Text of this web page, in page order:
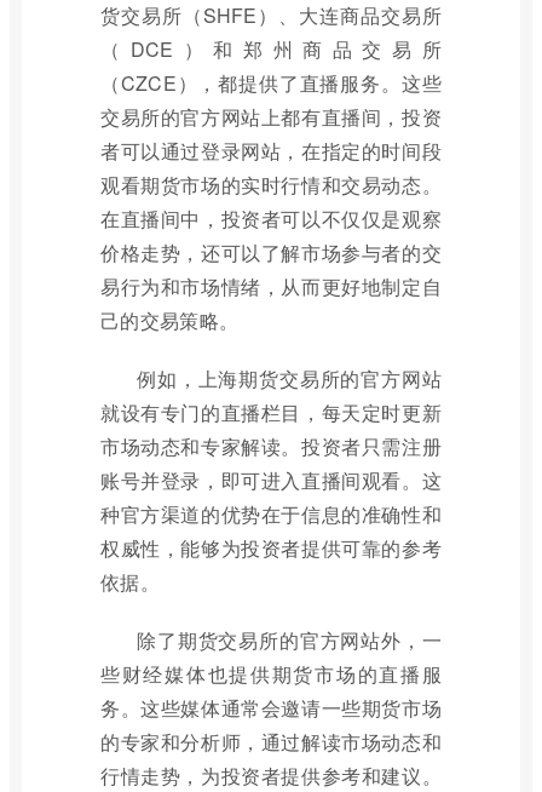
货交易所（SHFE）、大连商品交易所
（DCE）和郑州商品交易所
（CZCE），都提供了直播服务。这些
交易所的官方网站上都有直播间，投资
者可以通过登录网站，在指定的时间段
观看期货市场的实时行情和交易动态。
在直播间中，投资者可以不仅仅是观察
价格走势，还可以了解市场参与者的交
易行为和市场情绪，从而更好地制定自
己的交易策略。
例如，上海期货交易所的官方网站
就设有专门的直播栏目，每天定时更新
市场动态和专家解读。投资者只需注册
账号并登录，即可进入直播间观看。这
种官方渠道的优势在于信息的准确性和
权威性，能够为投资者提供可靠的参考
依据。
除了期货交易所的官方网站外，一
些财经媒体也提供期货市场的直播服
务。这些媒体通常会邀请一些期货市场
的专家和分析师，通过解读市场动态和
行情走势，为投资者提供参考和建议。